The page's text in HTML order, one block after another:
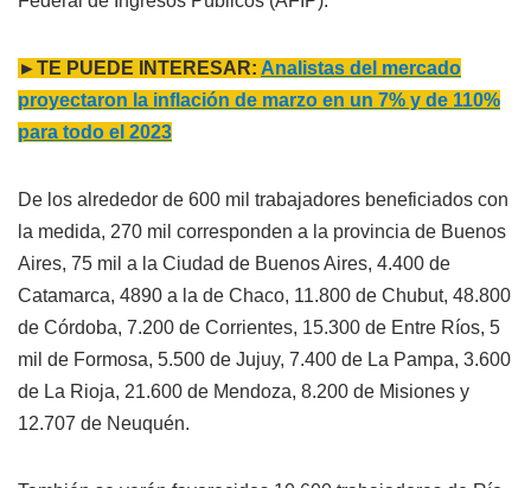
►TE PUEDE INTERESAR: Analistas del mercado
proyectaron la inflación de marzo en un 7% y de 110%
para todo el 2023
De los alrededor de 600 mil trabajadores beneficiados con
la medida, 270 mil corresponden a la provincia de Buenos
Aires, 75 mil a la Ciudad de Buenos Aires, 4.400 de
Catamarca, 4890 a la de Chaco, 11.800 de Chubut, 48.800
de Córdoba, 7.200 de Corrientes, 15.300 de Entre Ríos, 5
mil de Formosa, 5.500 de Jujuy, 7.400 de La Pampa, 3.600
de La Rioja, 21.600 de Mendoza, 8.200 de Misiones y
12.707 de Neuquén.